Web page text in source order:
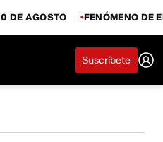
DE AGOSTO FENÓMENO DE
Suscríbete